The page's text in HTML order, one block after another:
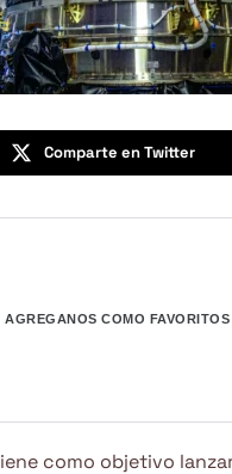
Comparte en Twitter
AGREGANOS COMO FAVORITOS
como objetivo lanzar